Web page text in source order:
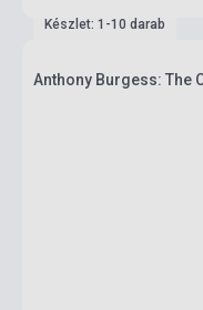
Készlet: 1-10 darab
Anthony Burgess: The